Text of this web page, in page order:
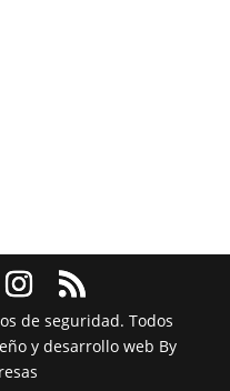
de seguridad. Todos
y desarrollo web By